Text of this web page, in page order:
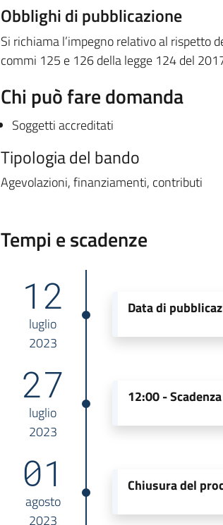
Obblighi di pubblicazione
Si richiama l’impegno relativo al rispetto
commi 125 e 126 della legge 124 del
Chi può fare domanda
Soggetti accreditati
Tipologia del bando
Agevolazioni, finanziamenti, contributi
Tempi e scadenze
12
luglio
2023
Data di
27
luglio
2023
12:00 -
01
agosto
2023
Chiusura del